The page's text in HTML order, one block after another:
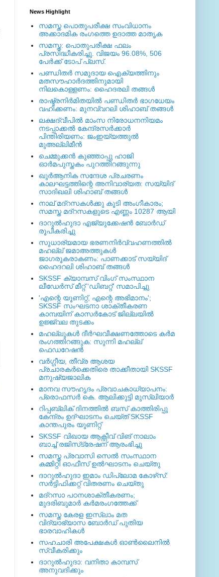
News Highlight
സമസ്ത പൊതുപരീക്ഷ സംവിധാനം
അക്കാദമിക രംഗത്തെ ഉദാത്ത മാതൃക
സമസ്ത: പൊതുപരീക്ഷ ഫലം
പ്രസിദ്ധീകരിച്ചു. വിജയം 96.08%, 506
പേര്‍ക്ക് ടോപ് പ്ലസ്.
പണ്ഡിതര്‍ സമുദായ ഐക്യത്തിനും
മതസൗഹാര്‍ദത്തിനുമായി
നിലകൊള്ളണം: ഹൈദരലി തങ്ങള്‍
രാഷ്ട്രനിര്‍മിതയില്‍ പണ്ഡിതര്‍ ഭാഗധേയം
വഹിക്കണം: മുനവ്വറലി ശിഹാബ് തങ്ങള്‍
ലക്ഷദ്വീപില്‍ മാംസ നിരോധനനിയമം
നടപ്പാക്കല്‍ കേന്ദ്രസര്‍ക്കാര്‍
പിന്തിരിയണം: ജംഇയ്യത്തുല്‍
മുഅല്ലിമീന്‍
ചെമ്മുക്കന്‍ കുഞ്ഞാപ്പു ഹാജി
ഓര്‍മപുസ്തകം പുറത്തിറങ്ങുന്നു
ഖുര്‍ആനിക സന്ദേശ പ്രചരണം
കാലഘട്ടത്തിന്റെ അനിവാര്യത: സയ്യിദ്
സാദിഖലി ശിഹാബ് തങ്ങള്‍
നാല് മദ്‌റസകള്‍ക്കു കൂടി അംഗീകാരം;
സമസ്ത മദ്‌റസകളുടെ എണ്ണം 10287 ആയി
ദാറുല്‍ഹുദാ എജ്യുക്കേഷന്‍ ബോര്‍ഡ്
രൂപീകരിച്ചു
സുധാര്യമായ ഭരണനിര്‍വ്വഹണത്തില്‍
മഹല്ല് ജമാഅത്തുകള്‍
ജാഗരൂകരാകണം: പാണക്കാട് സയ്യിദ്
ഹൈദറലി ശിഹാബ് തങ്ങള്‍
SKSSF ക്യാമ്പസ് വിംഗ് സംസ്ഥാന
ലീഡേർസ് മീറ്റ് 'ഡിബറ്റ്' സമാപിച്ചു
'എന്റെ യൂണിറ്റ്, എന്റെ അഭിമാനം';
SKSSF സംഘടനാ ശാക്തീകരണ
കാമ്പയിന് കാസര്‍കോട് ജില്ലയില്‍
ഉജ്ജ്വല തുടക്കം
മഹല്ലുകള്‍ ദീര്‍ഘവീക്ഷണത്തോടെ കര്‍മ
രംഗത്തിറങ്ങുക: സുന്നി മഹല്ല്
ഫെഡറേഷന്‍
വര്‍ഗ്ഗീയ, തീവ്ര ആശയ
പ്രചാരകര്‍ക്കെതിരെ താക്കീതായി SKSSF
മനുഷ്യജാലിക
മാനവ സൗഹൃദം പ്രവാചകാധ്യാപനം:
പ്രൊഫസർ കെ. ആലിക്കുട്ടി മുസ്ലിയാർ
റിപ്പബ്ലിക് ദിനത്തില്‍ ബസ് കാത്തിരിപ്പു
കേന്ദ്രം ഉദ്ഘാടനം ചെയ്ത്‌ SKSSF
കാന്തപുരം യൂണിറ്റ്
SKSSF വിഖായ ആക്റ്റീവ് വിങ് നാലാം
ബാച്ച് രജിസ്‌ട്രേഷന് ആരംഭിച്ചു
സമസ്ത പ്രവാസി സെല്‍ സംസ്ഥാന
കമ്മിറ്റി ഓഫീസ് ഉല്‍ഘാടനം ചെയ്തു
ദാറുല്‍ഹുദാ ഇമാം ഡിപ്ലോമ കോഴ്‌സ്:
സര്‍ട്ടിഫിക്കറ്റ് വിതരണം ചെയ്തു
മദ്‌റസാ പഠനശാക്തീകരണം;
മുദരിബുമാര്‍ കര്‍മരംഗത്തേക്ക്
സമസ്ത കേരള ഇസ്ലാം മത
വിദ്യാഭ്യാസ ബോര്‍ഡ് പുതിയ
ഭാരവാഹികള്‍
സഹചാരി അപേക്ഷകൾ ഓൺലൈനിൽ
സ്വീകരിക്കും
ദാറുല്‍ഹുദാ: വനിതാ കാമ്പസ്
അനുവദിക്കും